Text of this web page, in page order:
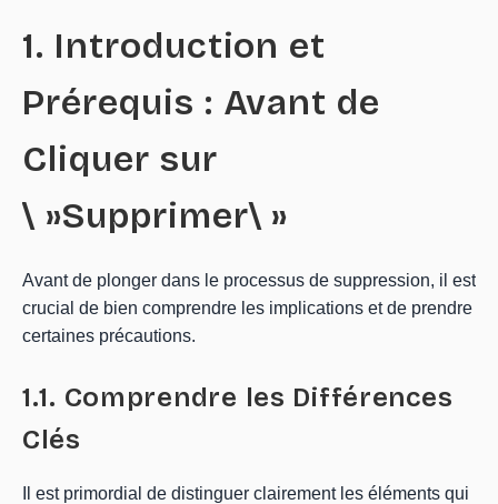
1. Introduction et
Prérequis : Avant de
Cliquer sur
\ »Supprimer\ »
Avant de plonger dans le processus de suppression, il est
crucial de bien comprendre les implications et de prendre
certaines précautions.
1.1. Comprendre les Différences
Clés
Il est primordial de distinguer clairement les éléments qui